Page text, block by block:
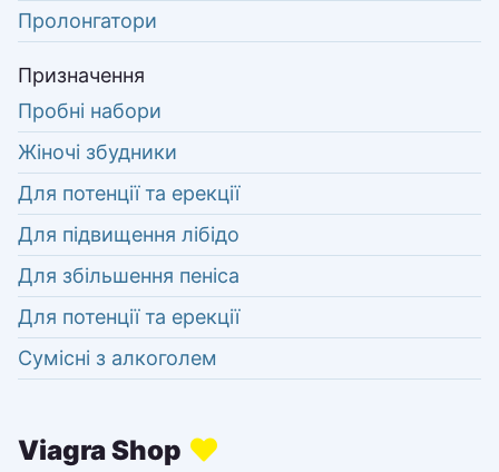
Пролонгатори
Призначення
Пробні набори
Жіночі збудники
Для потенції та ерекції
Для підвищення лібідо
Для збільшення пеніса
Для потенції та ерекції
Сумісні з алкоголем